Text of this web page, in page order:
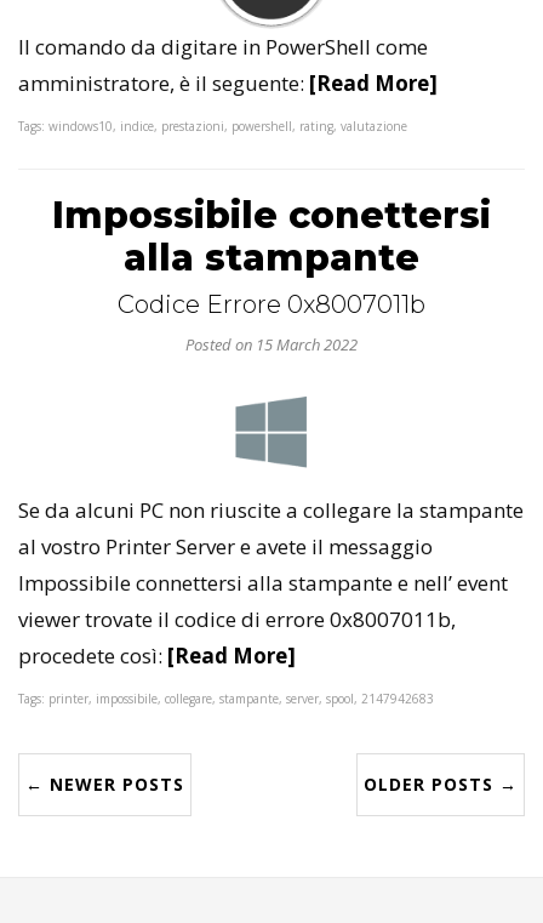
Il comando da digitare in PowerShell come
amministratore, è il seguente: [Read More]
Tags: windows10, indice, prestazioni, powershell, rating, valutazione
Impossibile conettersi
alla stampante
Codice Errore 0x8007011b
Posted on 15 March 2022
Se da alcuni PC non riuscite a collegare la stampante
al vostro Printer Server e avete il messaggio
Impossibile connettersi alla stampante e nell’ event
viewer trovate il codice di errore 0x8007011b,
procedete così: [Read More]
Tags: printer, impossibile, collegare, stampante, server, spool, 2147942683
← NEWER POSTS OLDER POSTS →